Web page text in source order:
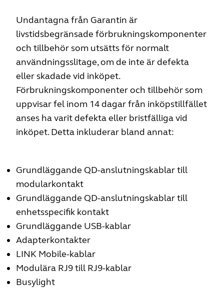
Undantagna från Garantin är
livstidsbegränsade förbrukningskomponenter
och tillbehör som utsätts för normalt
användningsslitage, om de inte är defekta
eller skadade vid inköpet.
Förbrukningskomponenter och tillbehör som
uppvisar fel inom 14 dagar från inköpstillfället
anses ha varit defekta eller bristfälliga vid
inköpet. Detta inkluderar bland annat:
Grundläggande QD-anslutningskablar till
modularkontakt
Grundläggande QD-anslutningskablar till
enhetsspecifik kontakt
Grundläggande USB-kablar
Adapterkontakter
LINK Mobile-kablar
Modulära RJ9 till RJ9-kablar
Busylight